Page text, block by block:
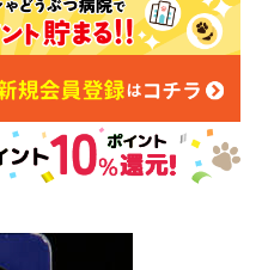
キャットフード
服・おさんぽ用品
リビング雑貨